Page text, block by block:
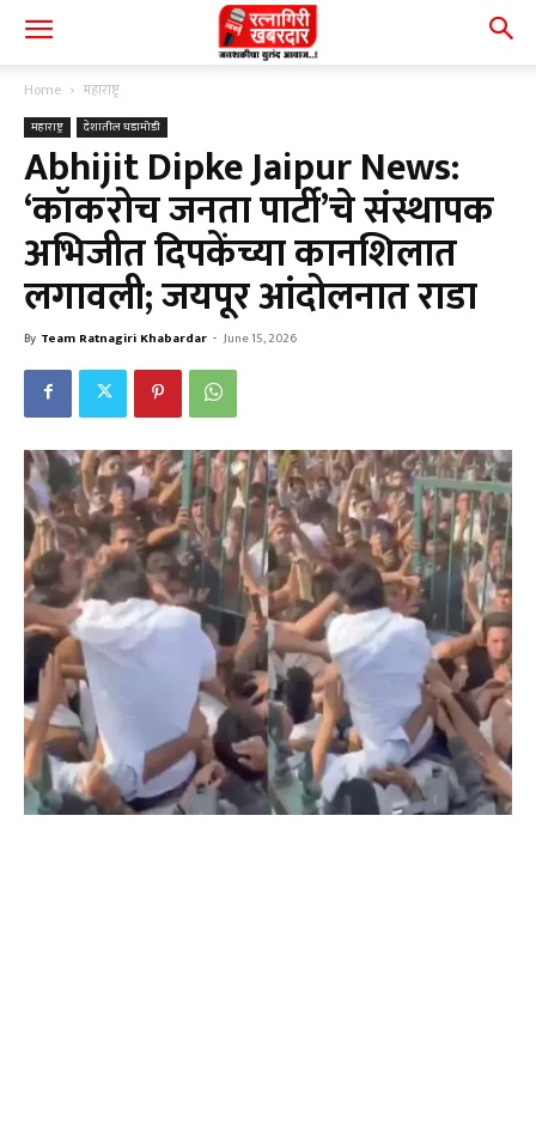
Home महाराष्ट्र
महाराष्ट्र देशातील घडामोडी
Abhijit Dipke Jaipur News:
‘कॉकरोच जनता पार्टी’चे संस्थापक
अभिजीत दिपकेंच्या कानशिलात
लगावली; जयपूर आंदोलनात राडा
By Team Ratnagiri Khabardar - June 15, 2026